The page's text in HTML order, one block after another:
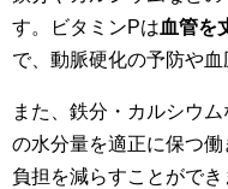
す。ビタミンPは血管を
で、動脈硬化の予防や血
また、鉄分・カルシウ
の水分量を適正に保つ
負担を減らすことができ